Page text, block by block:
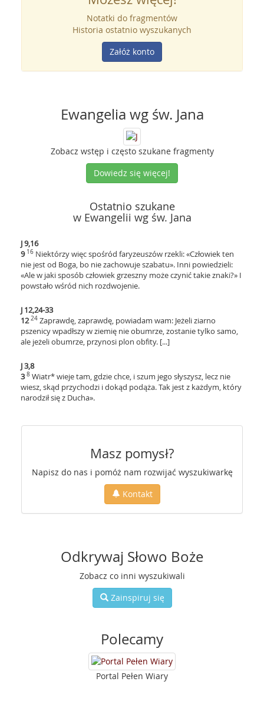
Notatki do fragmentów
Historia ostatnio wyszukanych
Załóż konto
Ewangelia wg św. Jana
Zobacz wstęp i często szukane fragmenty
Dowiedz się więcej!
Ostatnio szukane
w Ewangelii wg św. Jana
J 9,16
916 Niektórzy więc spośród faryzeuszów rzekli: «Człowiek ten
nie jest od Boga, bo nie zachowuje szabatu». Inni powiedzieli:
«Ale w jaki sposób człowiek grzeszny może czynić takie znaki?» I
powstało wśród nich rozdwojenie.
J 12,24-33
12 24 Zaprawdę, zaprawdę, powiadam wam: Jeżeli ziarno
pszenicy wpadłszy w ziemię nie obumrze, zostanie tylko samo,
ale jeżeli obumrze, przynosi plon obfity. [...]
J 3,8
3 8 Wiatr* wieje tam, gdzie chce, i szum jego słyszysz, lecz nie
wiesz, skąd przychodzi i dokąd podąża. Tak jest z każdym, który
narodził się z Ducha».
Masz pomysł?
Napisz do nas i pomóż nam rozwijać wyszukiwarkę
Kontakt
Odkrywaj Słowo Boże
Zobacz co inni wyszukiwali
Zainspiruj się
Polecamy
Portal Pełen Wiary